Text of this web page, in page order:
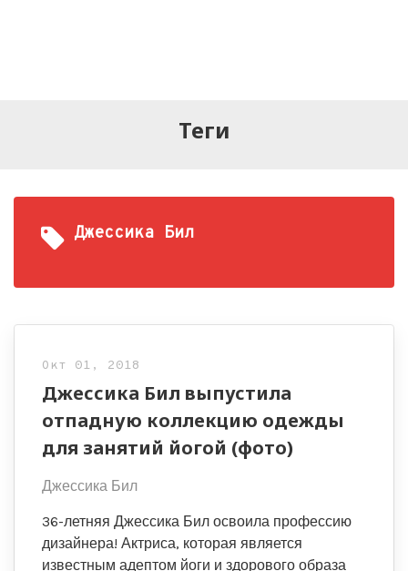
Теги
Джессика Бил
Окт 01, 2018
Джессика Бил выпустила
отпадную коллекцию одежды
для занятий йогой (фото)
Джессика Бил
36-летняя Джессика Бил освоила профессию
дизайнера! Актриса, которая является
известным адептом йоги и здорового образа